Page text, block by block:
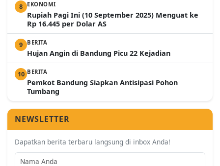
8 EKONOMI
Rupiah Pagi Ini (10 September 2025) Menguat ke
Rp 16.445 per Dolar AS
9 BERITA
Hujan Angin di Bandung Picu 22 Kejadian
10 BERITA
Pemkot Bandung Siapkan Antisipasi Pohon
Tumbang
NEWSLETTER
Dapatkan berita terbaru langsung di inbox Anda!